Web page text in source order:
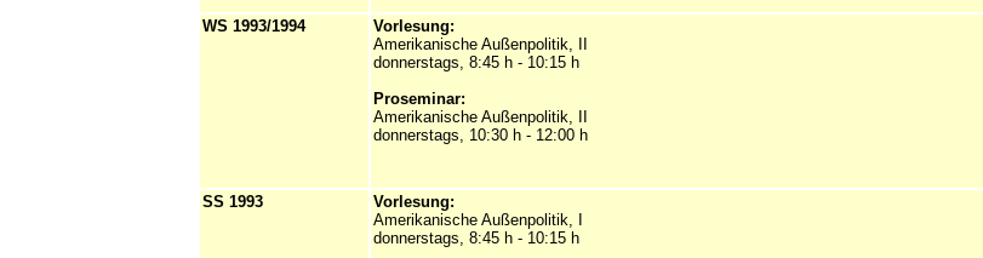
WS 1993/1994
Vorlesung:
Amerikanische Außenpolitik, II
donnerstags, 8:45 h - 10:15 h
Proseminar:
Amerikanische Außenpolitik, II
donnerstags, 10:30 h - 12:00 h
SS 1993
Vorlesung:
Amerikanische Außenpolitik, I
donnerstags, 8:45 h - 10:15 h